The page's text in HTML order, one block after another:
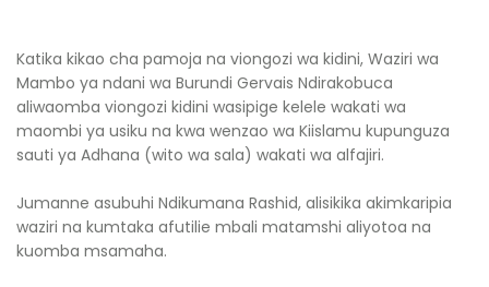
Katika kikao cha pamoja na viongozi wa kidini, Waziri wa
Mambo ya ndani wa Burundi Gervais Ndirakobuca
aliwaomba viongozi kidini wasipige kelele wakati wa
maombi ya usiku na kwa wenzao wa Kiislamu kupunguza
sauti ya Adhana (wito wa sala) wakati wa alfajiri.
Jumanne asubuhi Ndikumana Rashid, alisikika akimkaripia
waziri na kumtaka afutilie mbali matamshi aliyotoa na
kuomba msamaha.